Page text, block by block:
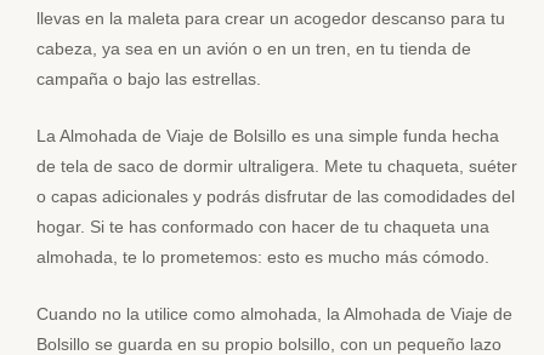
llevas en la maleta para crear un acogedor descanso para tu
cabeza, ya sea en un avión o en un tren, en tu tienda de
campaña o bajo las estrellas.
La Almohada de Viaje de Bolsillo es una simple funda hecha
de tela de saco de dormir ultraligera. Mete tu chaqueta, suéter
o capas adicionales y podrás disfrutar de las comodidades del
hogar. Si te has conformado con hacer de tu chaqueta una
almohada, te lo prometemos: esto es mucho más cómodo.
Cuando no la utilice como almohada, la Almohada de Viaje de
Bolsillo se guarda en su propio bolsillo, con un pequeño lazo